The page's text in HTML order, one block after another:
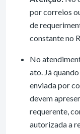
por correios
de
constante no
No
ato. Já
enviada por
devem
requerente,
autorizada a